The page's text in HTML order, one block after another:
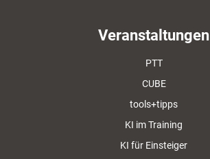
Veranstaltungen
PTT
CUBE
tools+tipps
KI im Training
KI für Einsteiger